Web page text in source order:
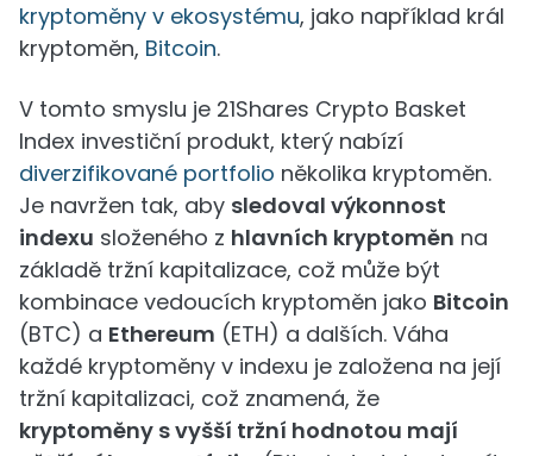
kryptoměny v ekosystému, jako například král
kryptoměn, Bitcoin.
V tomto smyslu je 21Shares Crypto Basket
Index investiční produkt, který nabízí
diverzifikované portfolio několika kryptoměn.
Je navržen tak, aby sledoval výkonnost
indexu složeného z hlavních kryptoměn na
základě tržní kapitalizace, což může být
kombinace vedoucích kryptoměn jako Bitcoin
(BTC) a Ethereum (ETH) a dalších. Váha
každé kryptoměny v indexu je založena na její
tržní kapitalizaci, což znamená, že
kryptoměny s vyšší tržní hodnotou mají